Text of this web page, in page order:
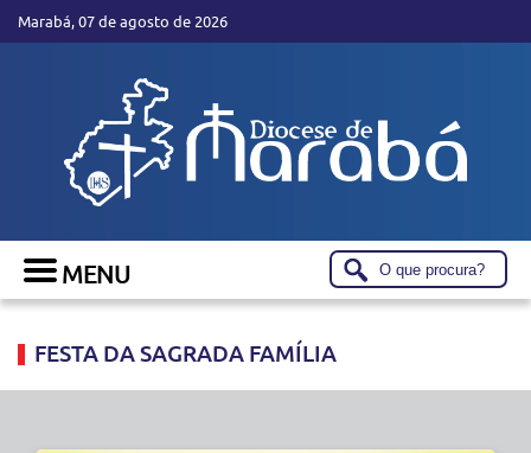
Marabá, 07 de agosto de 2026
FESTA DA SAGRADA FAMÍLIA